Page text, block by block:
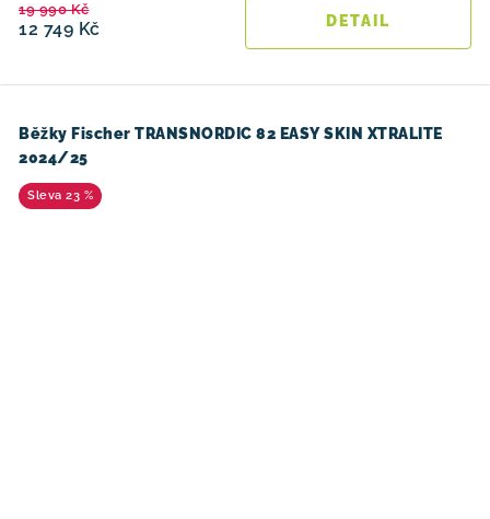
12 749 Kč
19 990 Kč
Běžky Fischer TRANSNORDIC 82 EASY SKIN XTRALITE
2024/25
23 %